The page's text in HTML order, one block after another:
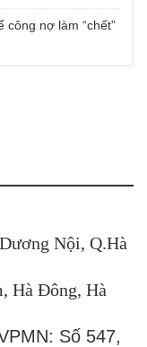
nợ làm “chết”
Nội, Q.Hà
Hà Đông, Hà
Số 547,